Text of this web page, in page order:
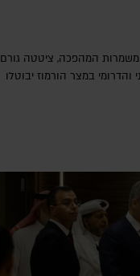
משמרות המהפכה, ציטטה גורם
במצר הורמוז יבוטלו